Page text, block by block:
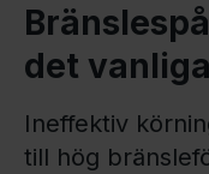
det vanliga
Ineffektiv
till hög